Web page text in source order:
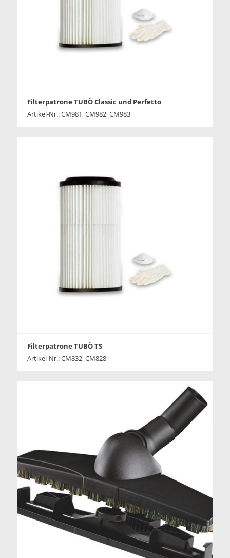
Filterpatrone TUBÒ Classic und Perfetto
Artikel-Nr.: CM981, CM982, CM983
Filterpatrone TUBÒ TS
Artikel-Nr.: CM832, CM828